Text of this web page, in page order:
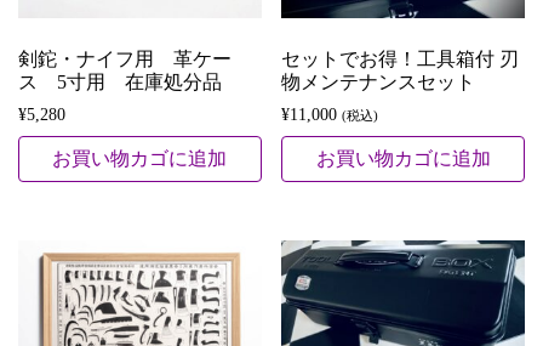
剣鉈・ナイフ用 革ケー
ス 5寸用 在庫処分品
¥5,280
お買い物カゴに追加
セットでお得！工具箱付 刃
物メンテナンスセット
¥11,000 (税込)
お買い物カゴに追加